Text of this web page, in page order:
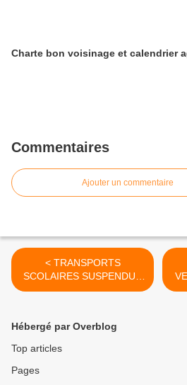
Charte bon voisinage et calendrier
Commentaires
Ajouter un commentaire
< TRANSPORTS
SCOLAIRES SUSPENDUS
JEUDI 18 janvier
Hébergé par Overblog
Top articles
Pages